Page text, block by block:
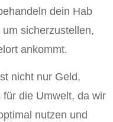
dein Hab
sicherzustellen,
ankommt.
nicht nur Geld,
die Umwelt, da wir
nutzen und